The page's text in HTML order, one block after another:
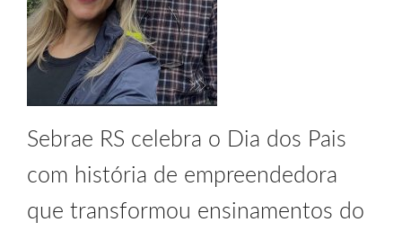
Sebrae RS celebra o Dia dos Pais
com história de empreendedora
que transformou ensinamentos do